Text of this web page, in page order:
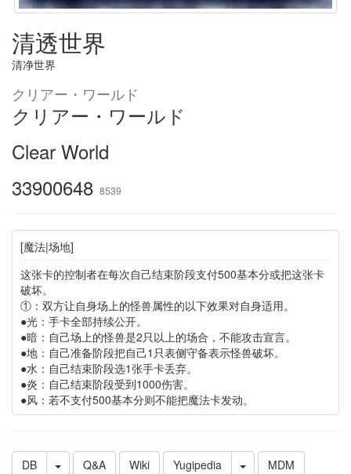
清透世界
清净世界
クリアー・ワールド
クリアー・ワールド
Clear World
33900648 8539
[魔法|场地]
这张卡的控制者在每次自己结束阶段支付500基本分或把这张卡
破坏。
①：双方让自身场上的怪兽属性的以下效果对自身适用。
●光：手卡全部持续公开。
●暗：自己场上的怪兽是2只以上的场合，不能攻击宣言。
●地：自己准备阶段把自己1只表侧守备表示怪兽破坏。
●水：自己结束阶段选1张手卡丢弃。
●炎：自己结束阶段受到1000伤害。
●风：若不支付500基本分则不能把魔法卡发动。
DB Q&A Wiki Yugipedia
MDM